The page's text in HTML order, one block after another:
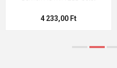
4 233,00 Ft